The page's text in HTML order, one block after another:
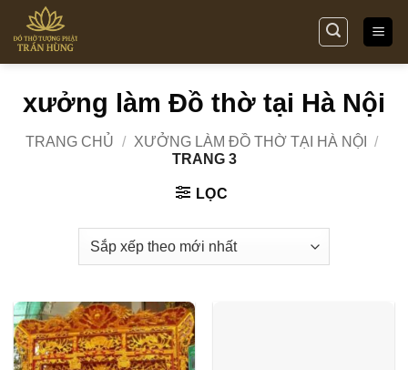
qua
nội
xưởng làm Đồ thờ tại Hà Nội
TRANG CHỦ / XƯỞNG LÀM ĐỒ THỜ TẠI HÀ NỘI
/
TRANG 3
LỌC